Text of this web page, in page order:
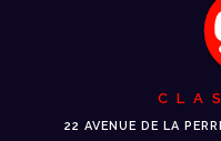
22 AVENUE DE LA